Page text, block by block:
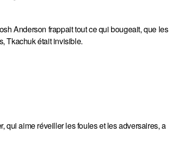
Anderson frappait tout ce qui bougeait, que les
Tkachuk était invisible.
qui aime réveiller les foules et les adversaires, a